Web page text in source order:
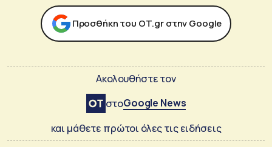
Προσθήκη του ΟΤ.gr στην Google
Ακολουθήστε τον
στοGoogle News
και μάθετε πρώτοι όλες τις ειδήσεις